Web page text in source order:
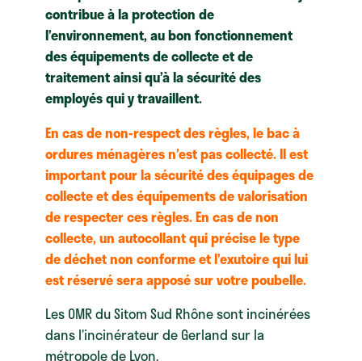
contribue à la protection de
l’environnement, au bon fonctionnement
des équipements de collecte et de
traitement ainsi qu’à la sécurité des
employés qui y travaillent.
En cas de non-respect des règles, le bac à
ordures ménagères n’est pas collecté. Il est
important pour la sécurité des équipages de
collecte et des équipements de valorisation
de respecter ces règles. En cas de non
collecte, un autocollant qui précise le type
de déchet non conforme et l’exutoire qui lui
est réservé sera apposé sur votre poubelle.
Les OMR du Sitom Sud Rhône sont incinérées
dans l’incinérateur de Gerland sur la
métropole de Lyon.